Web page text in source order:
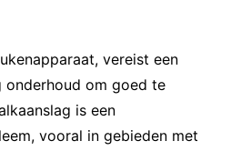
vereist een
om goed te
is een
vooral in gebieden met